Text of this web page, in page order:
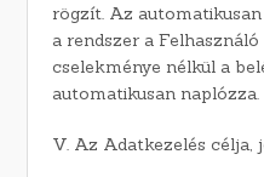
rögzít. Az
a rendszer a
cselekménye nélkül a
automatikusan naplózza.
V. Az Adatkezelés célja,